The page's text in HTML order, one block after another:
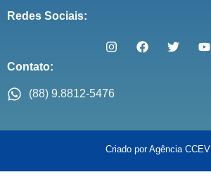
Redes Sociais:
Contato:
(88) 9.8812-5476
Criado por Agência CCEV